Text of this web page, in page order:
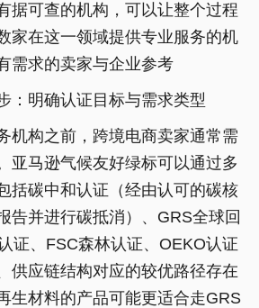
据可查的机构，可以让整个过程
家在这一领域提供专业服务的机
需求的卖家与企业参考
：明确认证目标与需求类型
机构之前，跨境电商卖家通常需
亚马逊气候友好绿标可以通过多
括碳中和认证（经由认可的碳核
告并进行碳抵消）、GRS全球回
证、FSC森林认证、OEKO认证
供应链结构对应的较优路径存在
生材料的产品可能更适合走GRS